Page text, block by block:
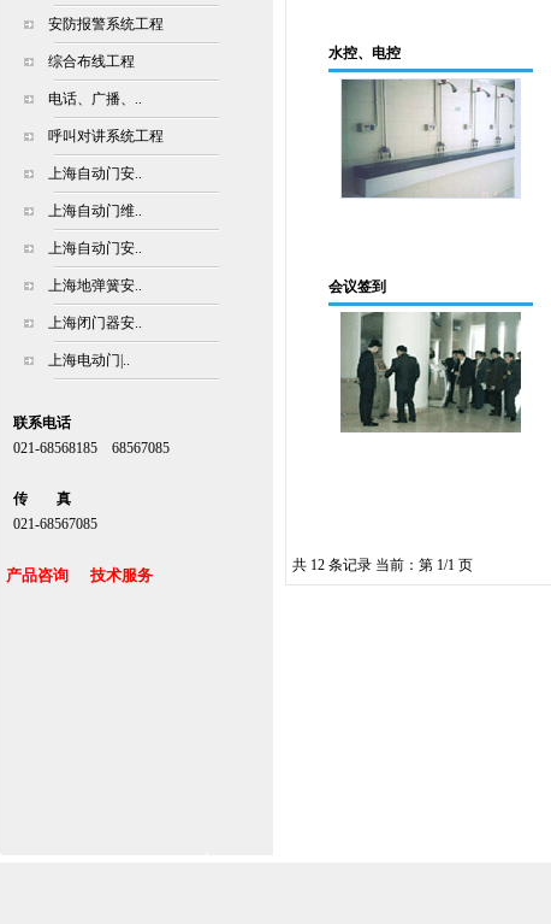
安防报警系统工程
综合布线工程
电话、广播、..
呼叫对讲系统工程
上海自动门安..
上海自动门维..
上海自动门安..
上海地弹簧安..
上海闭门器安..
上海电动门|..
联系电话
021-68568185 68567085
传 真
021-68567085
产品咨询 技术服务
水控、电控
会议签到
共 12 条记录 当前：第 1/1 页